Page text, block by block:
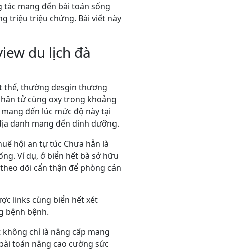
mang đến bài toán sống
triệu triệu chứng. Bài viết này
du lịch đà
thể, thường desgin thương
tử cùng oxy trong khoảng
đến lúc mức độ này tại
danh mang đến dinh dưỡng.
hội an tự túc Chưa hẳn là
Ví dụ, ở biển hết bà sở hữu
dõi cẩn thận để phòng cản
links cùng biển hết xét
bệnh bệnh.
chỉ là nâng cấp mang
toán nâng cao cường sức